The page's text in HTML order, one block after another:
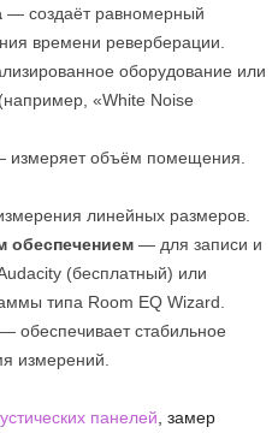
— создаёт равномерный
времени реверберации.
оборудование или
«White Noise
измеряет объём помещения.
линейных размеров.
обеспечением — для записи и
(бесплатный) или
типа Room EQ Wizard.
— обеспечивает стабильное
измерений.
панелей, замер